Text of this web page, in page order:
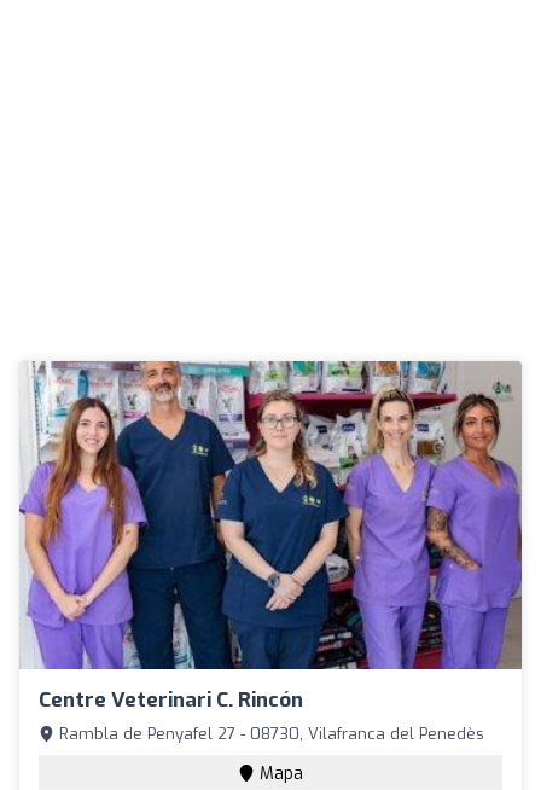
Centre Veterinari C. Rincón
Rambla de Penyafel 27 - 08730, Vilafranca del Penedès
Mapa